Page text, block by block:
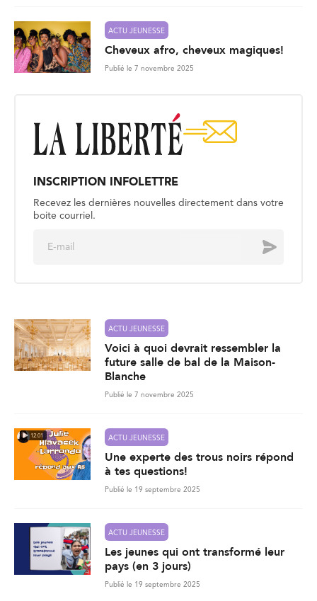
ACTU JEUNESSE
Cheveux afro, cheveux magiques!
Publié le 7 novembre 2025
INSCRIPTION INFOLETTRE
Recevez les dernières nouvelles directement dans votre
boite courriel.
Envoyer
ACTU JEUNESSE
Voici à quoi devrait ressembler la
future salle de bal de la Maison-
Blanche
Publié le 7 novembre 2025
12:01 ACTU JEUNESSE
Une experte des trous noirs répond
à tes questions!
Publié le 19 septembre 2025
ACTU JEUNESSE
Les jeunes qui ont transformé leur
pays (en 3 jours)
Publié le 19 septembre 2025